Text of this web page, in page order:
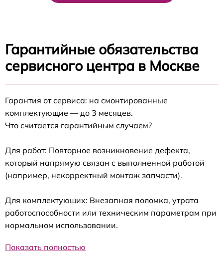
Гарантийные обязательства
сервисного центра в Москве
Гарантия от сервиса: на смонтированные
комплектующие — до 3 месяцев.
Что считается гарантийным случаем?
Для работ: Повторное возникновение дефекта,
который напрямую связан с выполненной работой
(например, некорректный монтаж запчасти).
Для комплектующих: Внезапная поломка, утрата
работоспособности или техническим параметрам при
нормальном использовании.
Показать полностью